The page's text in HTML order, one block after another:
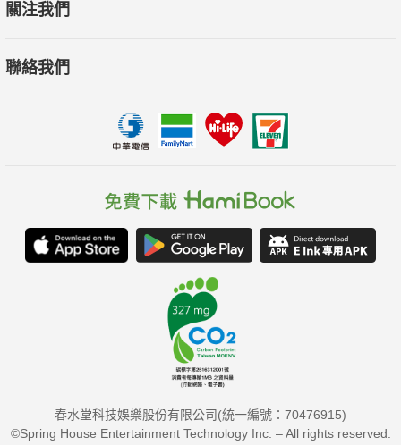
關注我們
聯絡我們
春水堂科技娛樂股份有限公司(統一編號：70476915)
©Spring House Entertainment Technology Inc. – All rights reserved.